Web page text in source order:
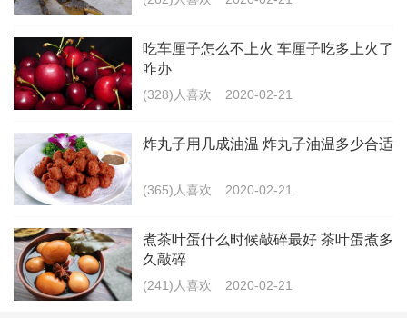
生物资的供给线路，但是让供应量迎合成倍暴涨的需
求，也不可能。
所以菜价涨自是必然的。长期来看只要疫情对菜地没影
响，运输成本涨幅也可控的话，那菜价总是会慢慢下去
的。
相关新闻
吃车厘子怎么不上火 车厘子吃多上火了
咋办
(328)人喜欢 2020-02-21
炸丸子用几成油温 炸丸子油温多少合适
(365)人喜欢 2020-02-21
煮茶叶蛋什么时候敲碎最好 茶叶蛋煮多
久敲碎
(241)人喜欢 2020-02-21